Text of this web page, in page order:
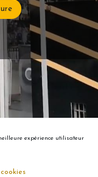
expérience utilisateur.